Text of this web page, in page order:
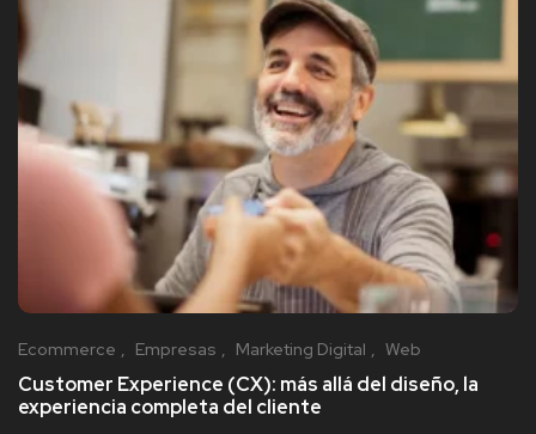
Ecommerce Empresas Marketing Digital Web
Customer Experience (CX): más allá del diseño, la
experiencia completa del cliente